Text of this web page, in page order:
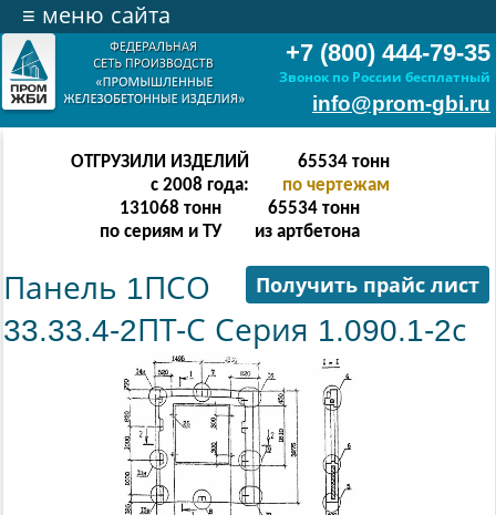
+7 (800) 444-79-35
Звонок по России бесплатный
info@prom-gbi.ru
≡ меню сайта
ОТГРУЗИЛИ ИЗДЕЛИЙ
с 2008 года:
131070тонн
по чертежам
238342 тонн
по сериям и ТУ
131070 тонн
из артбетона
Получить прайс лист
Панель 1ПСО
33.33.4-2ПТ-С Серия 1.090.1-2с